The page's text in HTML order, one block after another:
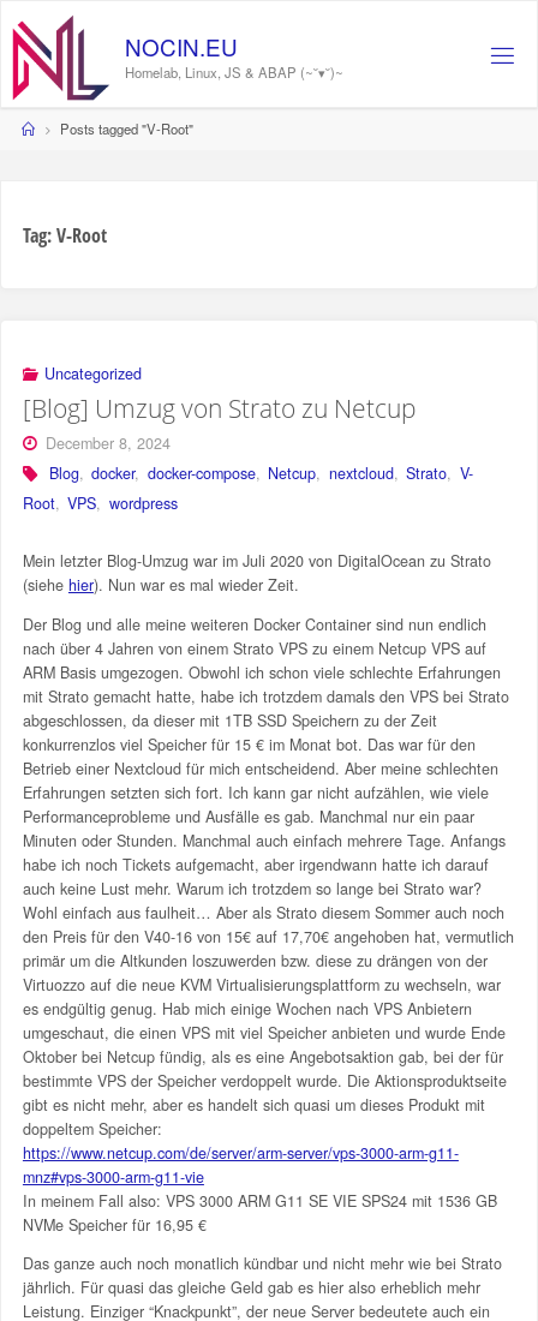
content
NOCIN.EU
Homelab, Linux, JS & ABAP (~˘▾˘)~
HomePosts tagged "V-Root"
Tag:V-Root
Uncategorized
[Blog] Umzug von Strato zu Netcup
December 8, 2024
Blog, docker, docker-compose, Netcup, nextcloud, Strato, V-
Root, VPS, wordpress
Mein letzter Blog-Umzug war im Juli 2020 von DigitalOcean zu Strato
(siehe hier). Nun war es mal wieder Zeit.
Der Blog und alle meine weiteren Docker Container sind nun endlich
nach über 4 Jahren von einem Strato VPS zu einem Netcup VPS auf
ARM Basis umgezogen. Obwohl ich schon viele schlechte Erfahrungen
mit Strato gemacht hatte, habe ich trotzdem damals den VPS bei Strato
abgeschlossen, da dieser mit 1TB SSD Speichern zu der Zeit
konkurrenzlos viel Speicher für 15 € im Monat bot. Das war für den
Betrieb einer Nextcloud für mich entscheidend. Aber meine schlechten
Erfahrungen setzten sich fort. Ich kann gar nicht aufzählen, wie viele
Performanceprobleme und Ausfälle es gab. Manchmal nur ein paar
Minuten oder Stunden. Manchmal auch einfach mehrere Tage. Anfangs
habe ich noch Tickets aufgemacht, aber irgendwann hatte ich darauf
auch keine Lust mehr. Warum ich trotzdem so lange bei Strato war?
Wohl einfach aus faulheit… Aber als Strato diesem Sommer auch noch
den Preis für den V40-16 von 15€ auf 17,70€ angehoben hat, vermutlich
primär um die Altkunden loszuwerden bzw. diese zu drängen von der
Virtuozzo auf die neue KVM Virtualisierungsplattform zu wechseln, war
es endgültig genug. Hab mich einige Wochen nach VPS Anbietern
umgeschaut, die einen VPS mit viel Speicher anbieten und wurde Ende
Oktober bei Netcup fündig, als es eine Angebotsaktion gab, bei der für
bestimmte VPS der Speicher verdoppelt wurde. Die Aktionsproduktseite
gibt es nicht mehr, aber es handelt sich quasi um dieses Produkt mit
doppeltem Speicher:
https://www.netcup.com/de/server/arm-server/vps-3000-arm-g11-
mnz#vps-3000-arm-g11-vie
In meinem Fall also: VPS 3000 ARM G11 SE VIE SPS24 mit 1536 GB
NVMe Speicher für 16,95 €
Das ganze auch noch monatlich kündbar und nicht mehr wie bei Strato
jährlich. Für quasi das gleiche Geld gab es hier also erheblich mehr
Leistung. Einziger “Knackpunkt”, der neue Server bedeutete auch ein